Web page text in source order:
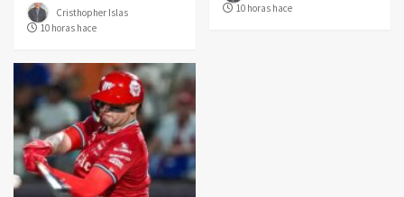
Cristhopher Islas
10 horas hace
10 horas hace